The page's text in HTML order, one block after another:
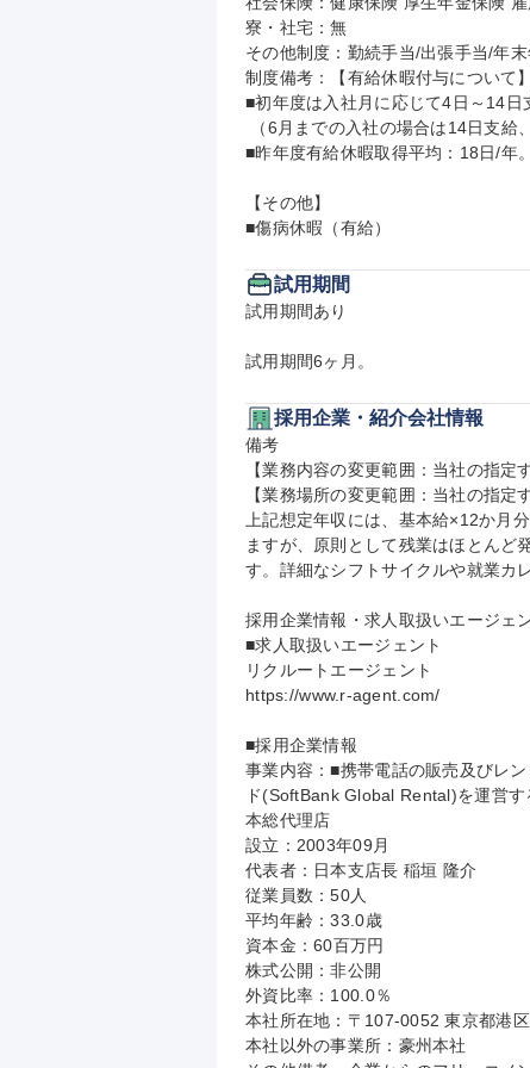
寮・社宅：無
その他制度：勤続手当/出張手当/年
制度備考：【有給休暇付与について】
■初年度は入社月に応じて4日～14日
■昨年度有給休暇取得平均：18日/年
【その他】
■傷病休暇（有給）
試用期間
試用期間あり
試用期間6ヶ月。
採用企業・紹介会社情報
備考
【業務内容の変更範囲：当社の指定
【業務場所の変更範囲：当社の指定
上記想定年収には、基本給×12か月
ますが、原則として残業はほとんど
す。詳細なシフトサイクルや就業カ
採用企業情報・求人取扱いエージェ
■求人取扱いエージェント
リクルートエージェント
https://www.r-agent.com/
■採用企業情報
事業内容：■携帯電話の販売及びレ
ド(SoftBank Global Rental)を運営
本総代理店
設立：2003年09月
代表者：日本支店長 稲垣 隆介
従業員数：50人
平均年齢：33.0歳
資本金：60百万円
株式公開：非公開
外資比率：100.0％
本社所在地：〒107-0052 東京都港
本社以外の事業所：豪州本社